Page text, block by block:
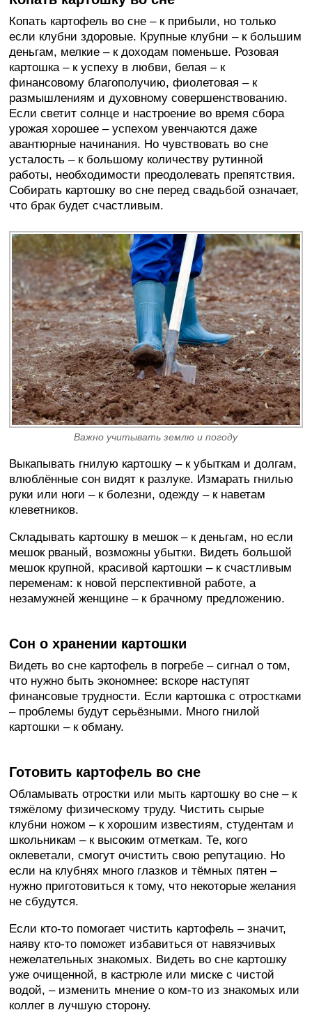
Копать картофель во сне – к прибыли, но только
если клубни здоровые. Крупные клубни – к большим
деньгам, мелкие – к доходам поменьше. Розовая
картошка – к успеху в любви, белая – к
финансовому благополучию, фиолетовая – к
размышлениям и духовному совершенствованию.
Если светит солнце и настроение во время сбора
урожая хорошее – успехом увенчаются даже
авантюрные начинания. Но чувствовать во сне
усталость – к большому количеству рутинной
работы, необходимости преодолевать препятствия.
Собирать картошку во сне перед свадьбой означает,
что брак будет счастливым.
Важно учитывать землю и погоду
Выкапывать гнилую картошку – к убыткам и долгам,
влюблённые сон видят к разлуке. Измарать гнилью
руки или ноги – к болезни, одежду – к наветам
клеветников.
Складывать картошку в мешок – к деньгам, но если
мешок рваный, возможны убытки. Видеть большой
мешок крупной, красивой картошки – к счастливым
переменам: к новой перспективной работе, а
незамужней женщине – к брачному предложению.
Сон о хранении картошки
Видеть во сне картофель в погребе – сигнал о том,
что нужно быть экономнее: вскоре наступят
финансовые трудности. Если картошка с отростками
– проблемы будут серьёзными. Много гнилой
картошки – к обману.
Готовить картофель во сне
Обламывать отростки или мыть картошку во сне – к
тяжёлому физическому труду. Чистить сырые
клубни ножом – к хорошим известиям, студентам и
школьникам – к высоким отметкам. Те, кого
оклеветали, смогут очистить свою репутацию. Но
если на клубнях много глазков и тёмных пятен –
нужно приготовиться к тому, что некоторые желания
не сбудутся.
Если кто-то помогает чистить картофель – значит,
наяву кто-то поможет избавиться от навязчивых
нежелательных знакомых. Видеть во сне картошку
уже очищенной, в кастрюле или миске с чистой
водой, – изменить мнение о ком-то из знакомых или
коллег в лучшую сторону.